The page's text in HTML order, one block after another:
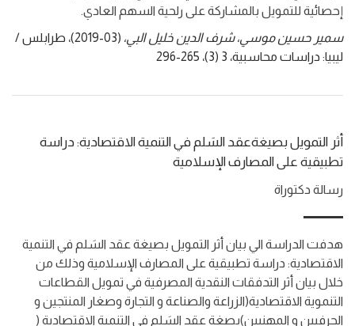
إحصائية للتمويل بالمشاركة على رلحية السهم العادي.
سمير حسين موسي، شرف الدين خليل البي، (03-2019)،
طرابلس /
ليبيا: دراسات محاسبية، 3 (3)، 265-296
أثر التمويل بصيغةعقد السَلم في التنمية الاقتصادية: دراسة
تطبيقية على المصارف الإسلامية
رسالة دكتوراة
هدفت الدراسة الي بيان أثر التمويل بصيغة عقد السَلم في التنمية
الاقتصادية: دراسة تطبيقية على المصارف الإسلامية وذلك من
خلال بيان أثر التدفقات النقدية المصرفية في تمويل القطاعات
التنموية الاقتصادية(الزراعة والصناعة و التجارة وصغار المنتجين و
الحرفيين و المهنيين)بصغة عقد السَلم في التنمية الاقتصادية (